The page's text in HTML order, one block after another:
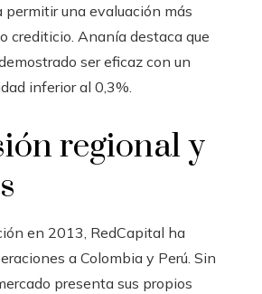
permitir una evaluación más
crediticio. Ananía destaca que
ser eficaz con un
inferior al 0,3%.
regional y
en 2013, RedCapital ha
a Colombia y Perú. Sin
presenta sus propios